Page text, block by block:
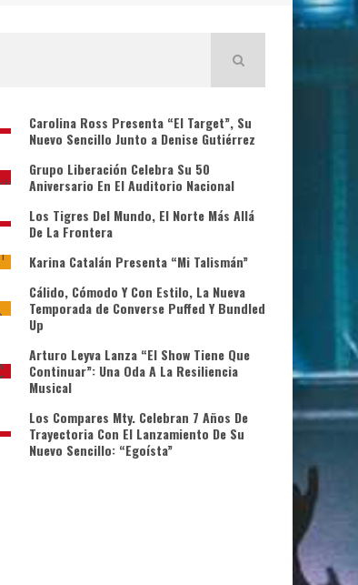
Carolina Ross Presenta “El Target”, Su
Nuevo Sencillo Junto a Denise Gutiérrez
Grupo Liberación Celebra Su 50
Aniversario En El Auditorio Nacional
Los Tigres Del Mundo, El Norte Más Allá
De La Frontera
Karina Catalán Presenta “Mi Talismán”
Cálido, Cómodo Y Con Estilo, La Nueva
Temporada de Converse Puffed Y Bundled
Up
Arturo Leyva Lanza “El Show Tiene Que
Continuar”: Una Oda A La Resiliencia
Musical
Los Compares Mty. Celebran 7 Años De
Trayectoria Con El Lanzamiento De Su
Nuevo Sencillo: “Egoísta”